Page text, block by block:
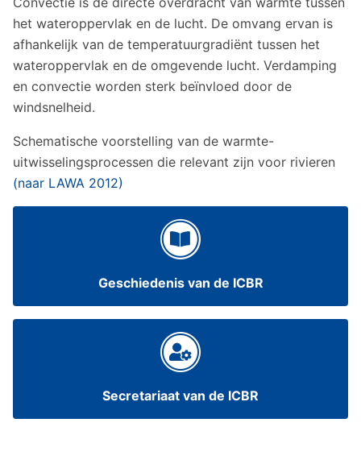
het wateroppervlak en de lucht. De omvang ervan is
afhankelijk van de temperatuurgradiënt tussen het
wateroppervlak en de omgevende lucht. Verdamping
en convectie worden sterk beïnvloed door de
windsnelheid.
Schematische voorstelling van de warmte-
uitwisselingsprocessen die relevant zijn voor rivieren
(naar LAWA 2012)
Geschiedenis van de ICBR
Secretariaat van de ICBR